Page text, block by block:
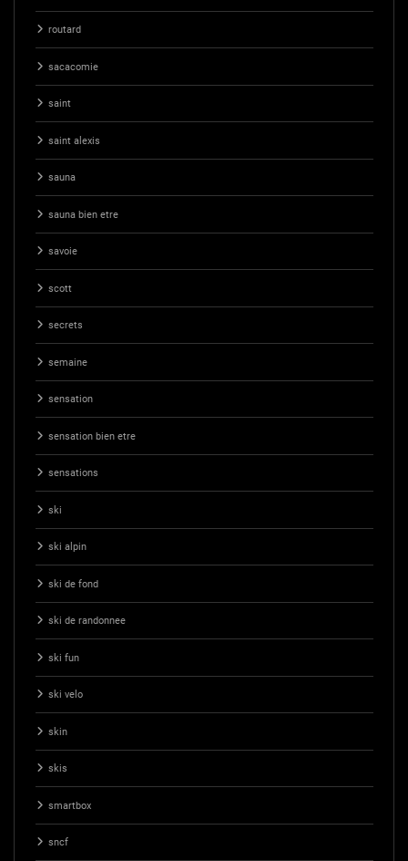
routard
sacacomie
saint
saint alexis
sauna
sauna bien etre
savoie
scott
secrets
semaine
sensation
sensation bien etre
sensations
ski
ski alpin
ski de fond
ski de randonnee
ski fun
ski velo
skin
skis
smartbox
sncf